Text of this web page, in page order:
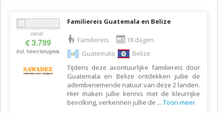
vanaf
€ 3.799
incl. heen/terugreis
Familiereis Guatemala en Belize
Familiereis
18 dagen
Guatemala
Belize
Tijdens deze avontuurlijke familiereis door
Guatemala en Belize ontdekken jullie de
adembenemende natuur van deze 2 landen.
Hier maken jullie kennis met de kleurrijke
bevolking, verkennen jullie de ... Toon meer